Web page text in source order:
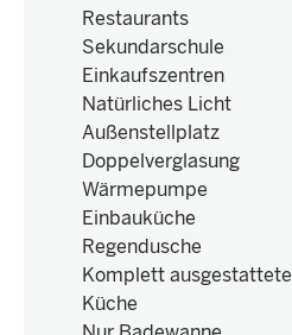
Restaurants
Sekundarschule
Einkaufszentren
Natürliches Licht
Außenstellplatz
Doppelverglasung
Wärmepumpe
Einbauküche
Regendusche
Komplett ausgestattete
Küche